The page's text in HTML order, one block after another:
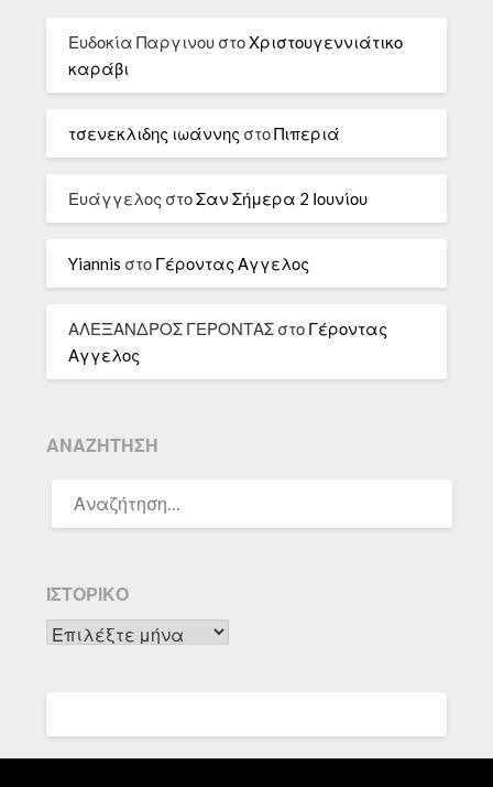
Ευδοκία Παργινου στοΧριστουγεννιάτικο
καράβι
τσενεκλιδης ιωάννης στοΠιπεριά
Ευάγγελος στοΣαν Σήμερα 2 Ιουνίου
Yiannis στο Γέροντας Αγγελος
ΑΛΕΞΑΝΔΡΟΣ ΓΕΡΟΝΤΑΣ στο Γέροντας
Αγγελος
ΑΝΑΖΉΤΗΣΗ
ΓΙΑ:
ΙΣΤΟΡΙΚΌ
Ιστορικό